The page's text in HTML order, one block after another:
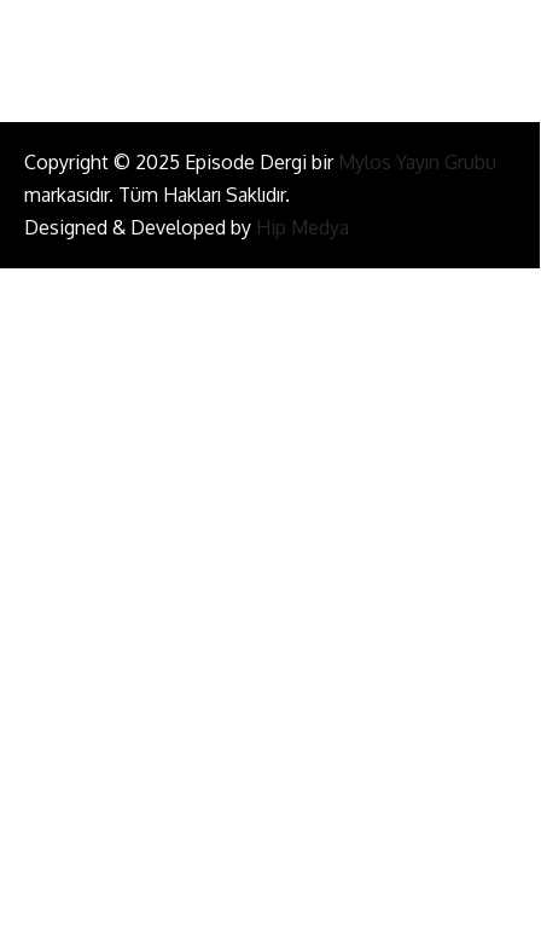
Copyright © 2025 Episode Dergi bir Mylos Yayın Grubu
markasıdır. Tüm Hakları Saklıdır.
Designed & Developed by Hip Medya